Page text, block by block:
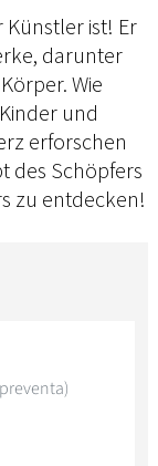
Künstler ist! Er
darunter
Wie
und
erforschen
des Schöpfers
zu entdecken!